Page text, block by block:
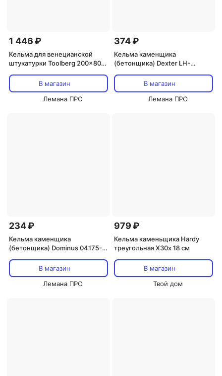
1 446 ₽
Кельма для венецианской
штукатурки Toolberg 200x80
В магазин
Лемана ПРО
374 ₽
Кельма каменщика
(бетонщика) Dexter LH-
В магазин
Лемана ПРО
234 ₽
Кельма каменщика
(бетонщика) Dominus 04175-
В магазин
Лемана ПРО
979 ₽
Кельма каменьщика Hardy
треугольная X30x 18 см
В магазин
Твой дом